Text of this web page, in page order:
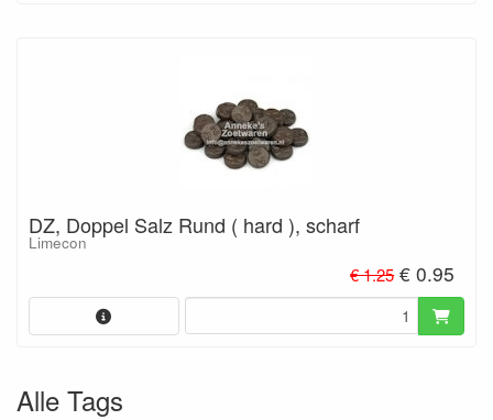
DZ, Doppel Salz Rund ( hard ), scharf
Limecon
€ 1.25€ 0.95
Alle Tags